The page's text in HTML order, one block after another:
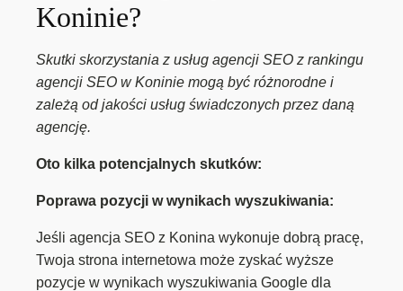
Koninie?
Skutki skorzystania z usług agencji SEO z rankingu
agencji SEO w Koninie mogą być różnorodne i
zależą od jakości usług świadczonych przez daną
agencję.
Oto kilka potencjalnych skutków:
Poprawa pozycji w wynikach wyszukiwania:
Jeśli agencja SEO z Konina wykonuje dobrą pracę,
Twoja strona internetowa może zyskać wyższe
pozycje w wynikach wyszukiwania Google dla